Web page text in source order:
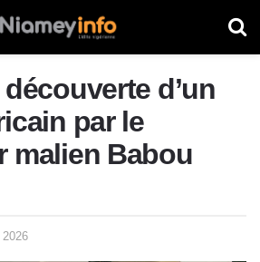
d’un
par le
malien Babou